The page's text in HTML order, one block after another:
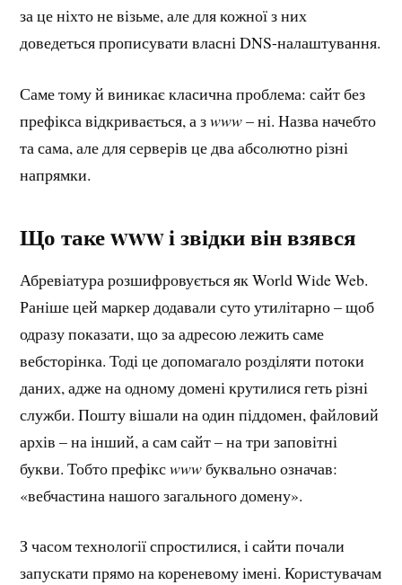
за це ніхто не візьме, але для кожної з них
доведеться прописувати власні DNS-налаштування.
Саме тому й виникає класична проблема: сайт без
префікса відкривається, а зwww– ні. Назва начебто
та сама, але для серверів це два абсолютно різні
напрямки.
Що таке www і звідки він взявся
Абревіатура розшифровується як World Wide Web.
Раніше цей маркер додавали суто утилітарно – щоб
одразу показати, що за адресою лежить саме
вебсторінка. Тоді це допомагало розділяти потоки
даних, адже на одному домені крутилися геть різні
служби. Пошту вішали на один піддомен, файловий
архів – на інший, а сам сайт – на три заповітні
букви. Тобто префіксwwwбуквально означав:
«вебчастина нашого загального домену».
З часом технології спростилися, і сайти почали
запускати прямо на кореневому імені. Користувачам